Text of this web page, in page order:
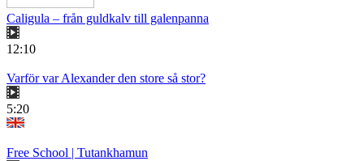
Caligula – från guldkalv till galenpanna
12:10
Varför var Alexander den store så stor?
5:20
Free School | Tutankhamun